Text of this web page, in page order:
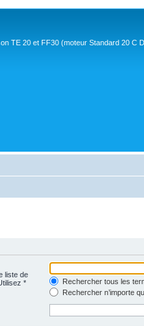
TE 20 et FF30 (moteur Standard 20 C
liste de
*
Rechercher tous les
Rechercher n’importe